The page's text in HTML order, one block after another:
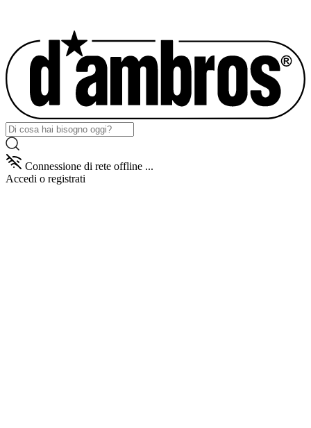
Connessione di rete offline ...
Accedi o registrati